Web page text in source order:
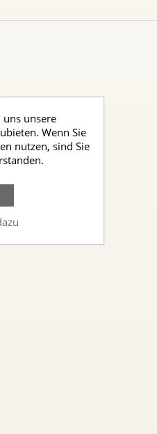
uns unsere
Wenn Sie
nutzen, sind Sie